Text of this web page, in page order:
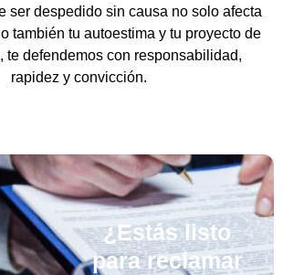
ser despedido sin causa no solo afecta
también tu autoestima y tu proyecto de
te defendemos con responsabilidad,
rapidez y convicción.
¿Estás listo
para reclamar